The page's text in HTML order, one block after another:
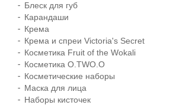
Блеск для губ
Карандаши
Крема
Крема и спреи Victoria's Secret
Косметика Fruit of the Wokali
Косметика O.TWO.O
Косметические наборы
Маска для лица
Наборы кисточек